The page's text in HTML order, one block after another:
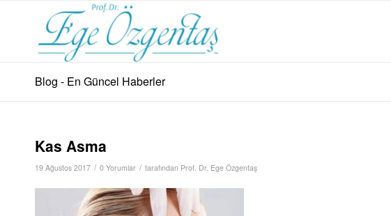
Blog - En Güncel Haberler
Kas Asma
19 Ağustos 2017 / 0 Yorumlar / tarafından Prof. Dr. Ege Özgentaş